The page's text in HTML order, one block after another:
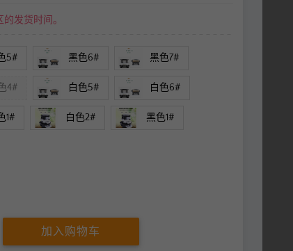
发货时间。
5# 黑色6# 黑色7#
4# 白色5# 白色6#
1# 白色2# 黑色1#
加入购物车